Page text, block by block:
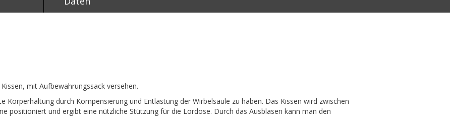
mit Aufbewahrungssack versehen.
Körperhaltung durch Kompensierung und Entlastung der Wirbelsäule zu haben. Das Kissen wird zwischen
positioniert und ergibt eine nützliche Stützung für die Lordose. Durch das Ausblasen kann man den